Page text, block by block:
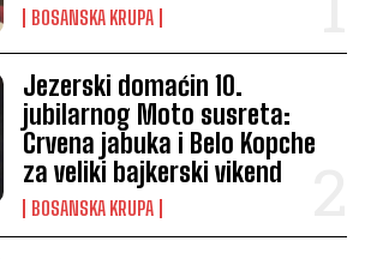
BOSANSKA KRUPA
Jezerski domaćin 10.
jubilarnog Moto susreta:
Crvena jabuka i Belo Kopche
za veliki bajkerski vikend
BOSANSKA KRUPA